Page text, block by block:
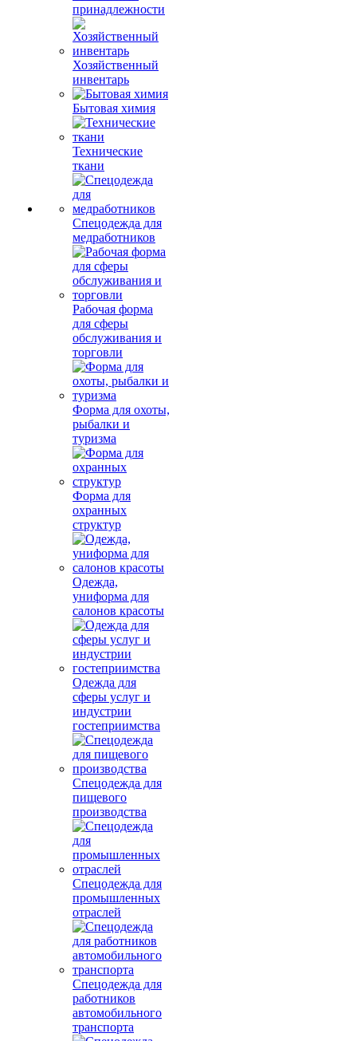
принадлежности
Хозяйственный
инвентарь
Бытовая химия
Технические
ткани
Спецодежда для
медработников
Рабочая форма
для сферы
обслуживания и
торговли
Форма для охоты,
рыбалки и
туризма
Форма для
охранных
структур
Одежда,
униформа для
салонов красоты
Одежда для
сферы услуг и
индустрии
гостеприимства
Спецодежда для
пищевого
производства
Спецодежда для
промышленных
отраслей
Спецодежда для
работников
автомобильного
транспорта